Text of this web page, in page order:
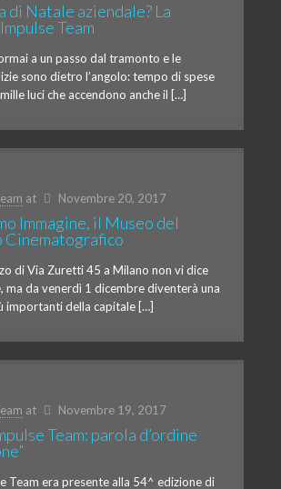
di Natale aziendale? La
Team
a un passo dal tramonto e le
sono dietro l’angolo: tempo di spese
luci che accendono anche il […]
at Novembre 20, 2017
Immagine, il Museo del
Cinematografico
di Via Zuretti 45 a Milano non vi dice
ma da venerdì 1 dicembre diventerà una
importanti della capitale […]
at Novembre 19, 2017
Team: parola d’ordine
Team era presente alla 54^ edizione di